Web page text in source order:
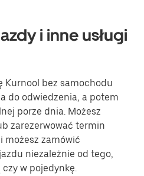
i inne usługi
Kurnool bez samochodu
do odwiedzenia, a potem
porze dnia. Możesz
zarezerwować termin
możesz zamówić
niezależnie od tego,
w pojedynkę.